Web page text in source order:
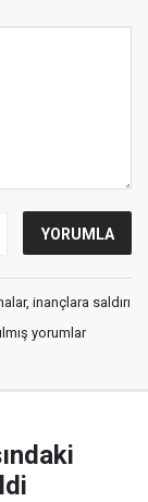
inançlara saldırı
yorumlar